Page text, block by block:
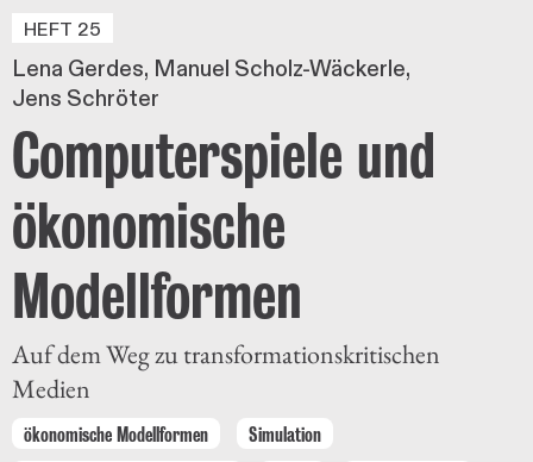
HEFT 25
Lena Gerdes Manuel Scholz-Wäckerle
Jens Schröter
Computerspiele und
ökonomische
Modellformen
Auf dem Weg zu transformationskritischen
Medien
ökonomische Modellformen
Simulation